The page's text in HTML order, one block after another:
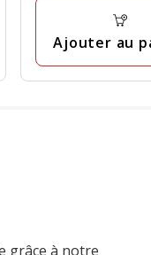
Ajouter au
grâce à notre